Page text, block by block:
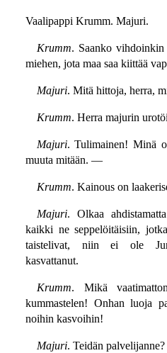
Vaalipappi Krumm. Majuri.
Krumm. Saanko
miehen, jota maa saa kiittää
Majuri. Mitä hittoja, herra,
Krumm. Herra majurin
Majuri. Tulimainen! Minä
muuta mitään. —
Krumm. Kainous on
Majuri. Olkaa
kaikki ne seppelöitäisiin,
taistelivat, niin ei ole
kasvattanut.
Krumm. Mikä
kummastelen! Onhan luoja
noihin kasvoihin!
Majuri. Teidän palvelijanne?